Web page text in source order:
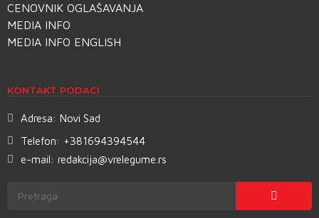
CENOVNIK OGLAŠAVANJA
MEDIA INFO
MEDIA INFO ENGLISH
KONTAKT PODACI
Adresa: Novi Sad
Telefon: +381694394544
e-mail: redakcija@vrelegume.rs